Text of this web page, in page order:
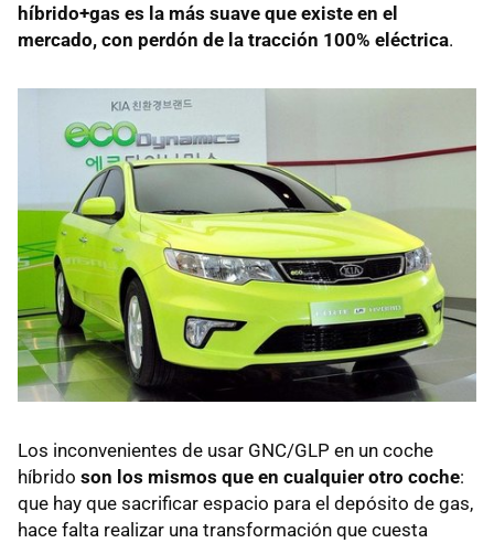
híbrido+gas es la más suave que existe en el
mercado, con perdón de la tracción 100% eléctrica.
Los inconvenientes de usar GNC/GLP en un coche
híbrido son los mismos que en cualquier otro coche:
que hay que sacrificar espacio para el depósito de gas,
hace falta realizar una transformación que cuesta